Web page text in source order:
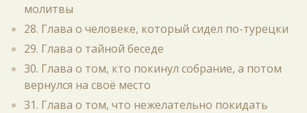
молитвы
28. Глава о человеке, который сидел по-турецки
29. Глава о тайной беседе
30. Глава о том, кто покинул собрание, а потом
вернулся на своё место
31. Глава о том, что нежелательно покидать